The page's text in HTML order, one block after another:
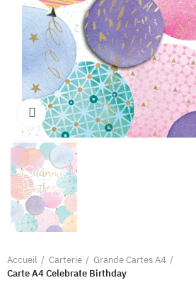
Clique pour élargir
Accueil Carterie
Grande Cartes A4
Carte A4 Celebrate Birthday